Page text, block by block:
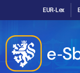
EUR-Lex